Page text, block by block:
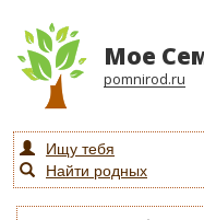
Мое
pomnirod.ru
Ищу тебя
Найти родных